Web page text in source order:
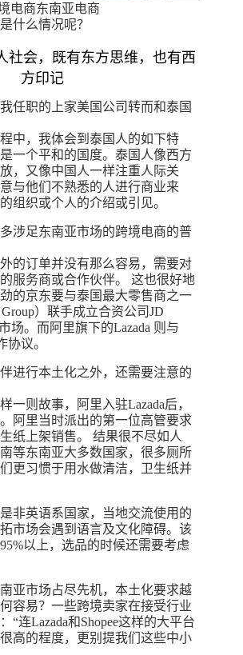
电商东南亚电商
什么情况呢？
社会，既有东方思维，也有西
方印记
任职的上家美国公司转而和泰国
中，我体会到泰国人的如下特
一个平和的国度。泰国人像西方
，又像中国人一样注重人际关
与他们不熟悉的人进行商业来
组织或个人的介绍或引见。
涉足东南亚市场的跨境电商的普
的订单并没有那么容易，需要对
服务商或合作伙伴。 这也很好地
的京东要与泰国最大零售商之一
）联手成立合资公司JD
场。而阿里旗下的Lazada 则与
协议。
进行本土化之外，还需要注意的
一则故事，阿里入驻Lazada后，
阿里当时派出的第一位高管要求
纸上架销售。 结果很不尽如人
等东南亚大多数国家，很多厕所
更习惯于用水做清洁，卫生纸并
非英语系国家，当地交流使用的
市场会遇到语言及文化障碍。该
以上，选品的时候还需要考虑
亚市场占尽先机，本土化要求越
容易？一些跨境卖家在接受行业
“连Lazada和Shopee这样的大平台
高的程度，更别提我们这些中小